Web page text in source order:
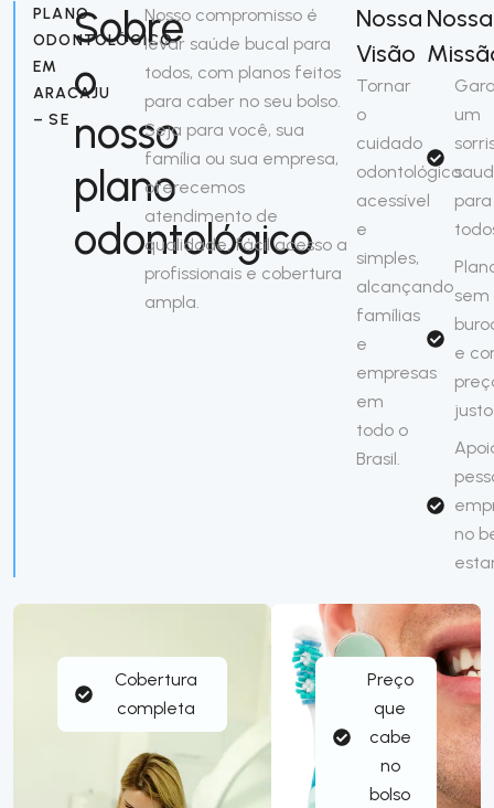
Cobertura
completa
Preço
que
cabe
no
bolso
PLANO
ODONTOLÓGICO
EM
ARACAJU
– SE
Sobre
o
nosso
plano
odontológico
Nosso compromisso é
levar saúde bucal para
todos, com planos feitos
para caber no seu bolso.
Seja para você, sua
família ou sua empresa,
oferecemos
atendimento de
qualidade, fácil acesso a
profissionais e cobertura
ampla.
Nossa
Visão
Tornar
o
cuidado
odontológico
acessível
e
simples,
alcançando
famílias
e
empresas
em
todo o
Brasil.
Nossa
um
para
sem
e
justo
no